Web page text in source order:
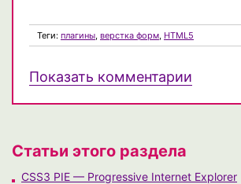
Теги: плагины верстка форм HTML5
Показать комментарии
Статьи этого раздела
CSS3 PIE — Progressive Internet Explorer